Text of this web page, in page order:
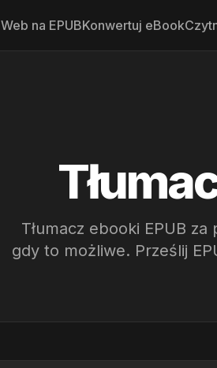
Web na EPUBKonwertuj eBook
Tłumacz ebooki EPUB
gdy to możliwe. Prześlij